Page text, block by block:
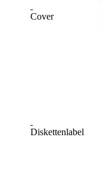
Cover
Diskettenlabel